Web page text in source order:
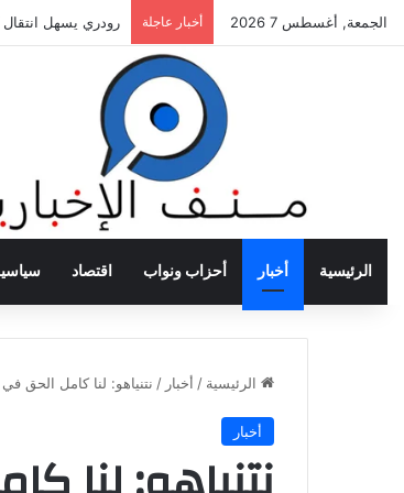
الجمعة, أغسطس 7 2026 أخبار عاجلة رئيس الاتحاد
الرئيسية أخبار أحزاب ونواب اقتصاد
الرئيسية / أخبار / نتنياهو: لنا كامل الحق
أخبار